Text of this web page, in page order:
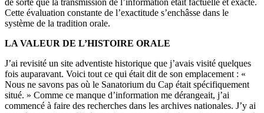
Cette évaluation constante de l’exactitude s’enchâsse dans le
système de la tradition orale.
LA VALEUR DE L’HISTOIRE ORALE
J’ai revisité un site adventiste historique que j’avais visité quelques
fois auparavant. Voici tout ce qui était dit de son emplacement : «
Nous ne savons pas où le Sanatorium du Cap était spécifiquement
situé. » Comme ce manque d’information me dérangeait, j’ai
commencé à faire des recherches dans les archives nationales. J’y ai